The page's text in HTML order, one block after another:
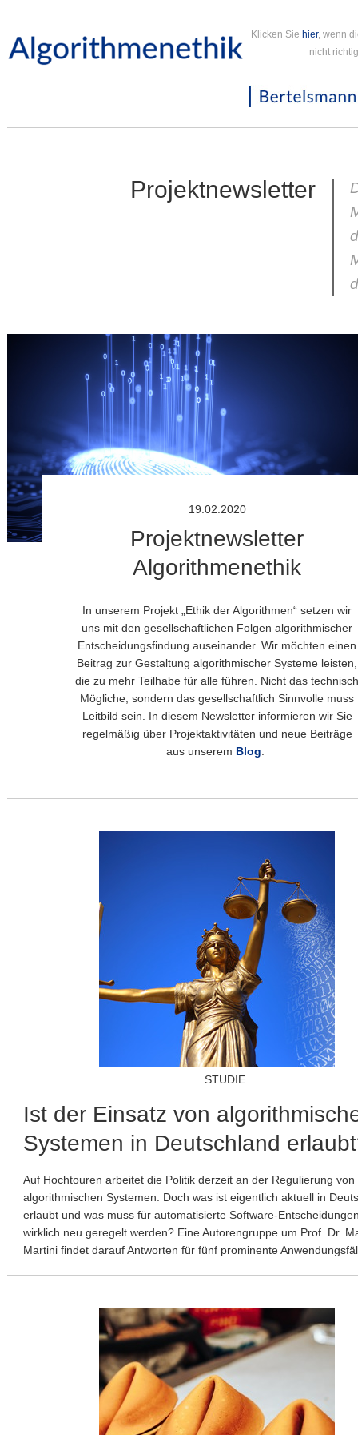
Klicken Sie hier, wenn
nicht
Projektnewsletter
19.02.2020
Projektnewsletter
Algorithmenethik
In unserem Projekt „Ethik der Algorithmen“ setzen wir
uns mit den gesellschaftlichen Folgen algorithmischer
Entscheidungsfindung auseinander. Wir möchten einen
Beitrag zur Gestaltung algorithmischer Systeme leisten,
die zu mehr Teilhabe für alle führen. Nicht das technisch
Mögliche, sondern das gesellschaftlich Sinnvolle muss
Leitbild sein. In diesem Newsletter informieren wir Sie
regelmäßig über Projektaktivitäten und neue Beiträge
aus unserem Blog
STUDIE
Ist der Einsatz von
Systemen in Deutschland
Auf Hochtouren arbeitet die Politik derzeit an der Regulierung von
algorithmischen Systemen. Doch was ist eigentlich aktuell in
erlaubt und was muss für automatisierte Software-
wirklich neu geregelt werden? Eine Autorengruppe um Prof. Dr.
Martini findet darauf Antworten für fünf prominente